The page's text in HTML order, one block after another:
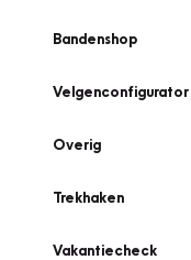
Bandenshop
Velgenconfigurator
Overig
Trekhaken
Vakantiecheck